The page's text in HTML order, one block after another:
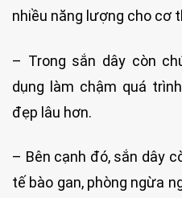
nhiều năng lượng cho cơ
– Trong sắn dây còn
dụng làm chậm quá
đẹp lâu hơn.
– Bên cạnh đó, sắn dây
tế bào gan, phòng ngừa